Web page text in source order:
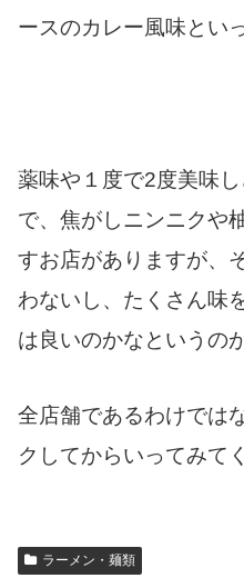
ースのカレー風味とい
薬味や１度で2度美味
で、焦がしニンニクや
すお店がありますが、
わないし、たくさん味
は良いのかなというの
全店舗であるわけでは
クしてからいってみて
ラーメン・麺類